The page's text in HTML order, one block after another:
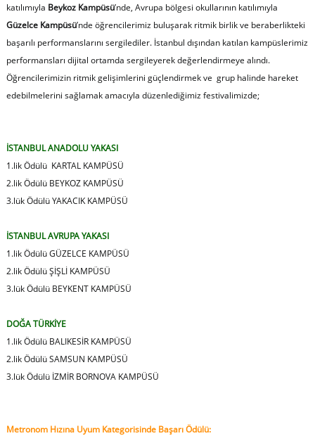
katılımıyla Beykoz Kampüsü’nde, Avrupa bölgesi okullarının katılımıyla
Güzelce Kampüsü’nde öğrencilerimiz buluşarak ritmik birlik ve beraberlikteki
başarılı performanslarını sergilediler. İstanbul dışından katılan kampüslerimiz
performansları dijital ortamda sergileyerek değerlendirmeye alındı.
Öğrencilerimizin ritmik gelişimlerini güçlendirmek ve grup halinde hareket
edebilmelerini sağlamak amacıyla düzenlediğimiz festivalimizde;
İSTANBUL ANADOLU YAKASI
1.lik Ödülü KARTAL KAMPÜSÜ
2.lik Ödülü BEYKOZ KAMPÜSÜ
3.lük Ödülü YAKACIK KAMPÜSÜ
İSTANBUL AVRUPA YAKASI
1.lik Ödülü GÜZELCE KAMPÜSÜ
2.lik Ödülü ŞİŞLİ KAMPÜSÜ
3.lük Ödülü BEYKENT KAMPÜSÜ
DOĞA TÜRKİYE
1.lik Ödülü BALIKESİR KAMPÜSÜ
2.lik Ödülü SAMSUN KAMPÜSÜ
3.lük Ödülü İZMİR BORNOVA KAMPÜSÜ
Metronom Hızına Uyum Kategorisinde Başarı Ödülü: